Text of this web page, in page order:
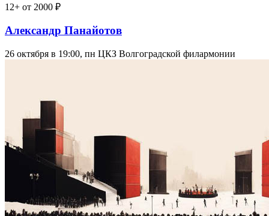
12+ от 2000 ₽
Александр Панайотов
26 октября в 19:00, пн ЦКЗ Волгоградской филармонии